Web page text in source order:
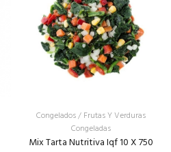
Congelados/ Frutas Y Verduras
Congeladas
Mix Tarta Nutritiva Iqf 10 X 750